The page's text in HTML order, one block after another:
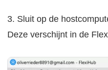
3. Sluit op de
Deze verschijnt in de